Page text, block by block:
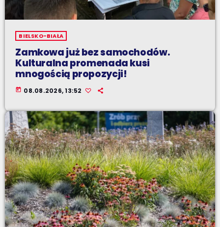
BIELSKO-BIAŁA
Zamkowa już bez samochodów.
Kulturalna promenada kusi
mnogością propozycji!
today 08.08.2026, 13:52